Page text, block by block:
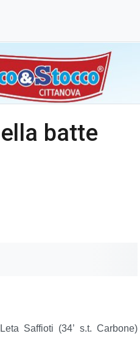
batte
Saffioti (34’ s.t. Carbone)